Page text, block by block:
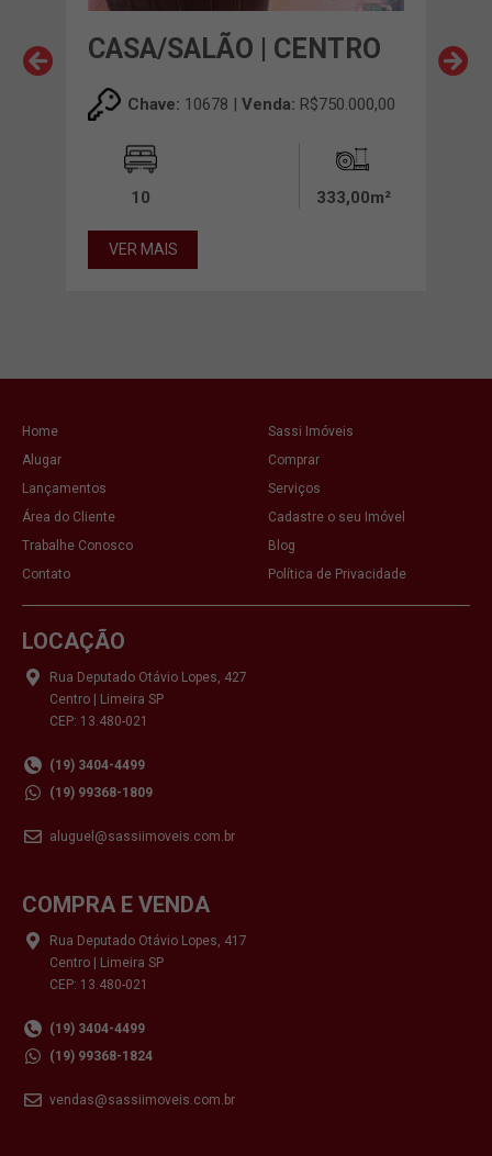
CASA/SALÃO | CENTRO
Chave: 10678 | Venda: R$750.000,00
10 333,00m²
VER MAIS
Home
Sassi Imóveis
Alugar
Comprar
Lançamentos
Serviços
Área do Cliente
Cadastre o seu Imóvel
Trabalhe Conosco
Blog
Contato
Política de Privacidade
LOCAÇÃO
Rua Deputado Otávio Lopes, 427
Centro | Limeira SP
CEP: 13.480-021
(19) 3404-4499
(19) 99368-1809
aluguel@sassiimoveis.com.br
COMPRA E VENDA
Rua Deputado Otávio Lopes, 417
Centro | Limeira SP
CEP: 13.480-021
(19) 3404-4499
(19) 99368-1824
vendas@sassiimoveis.com.br